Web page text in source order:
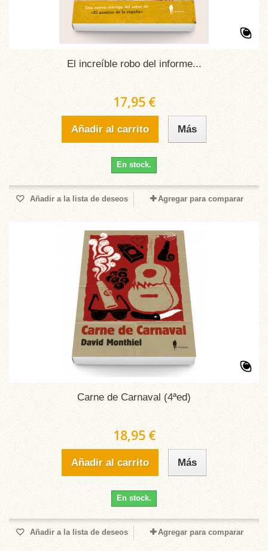
El increíble robo del informe...
17,95 €
Añadir al carrito Más
En stock.
Añadir a la lista de deseos Agregar para comparar
Carne de Carnaval (4ªed)
18,95 €
Añadir al carrito Más
En stock.
Añadir a la lista de deseos Agregar para comparar